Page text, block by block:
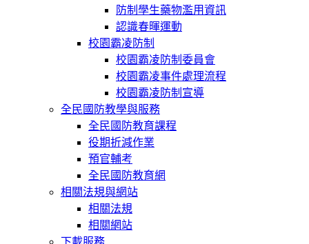
防制學生藥物濫用資訊
認識春暉運動
校園霸凌防制
校園霸凌防制委員會
校園霸凌事件處理流程
校園霸凌防制宣導
全民國防教學與服務
全民國防教育課程
役期折減作業
預官輔考
全民國防教育網
相關法規與網站
相關法規
相關網站
下載服務